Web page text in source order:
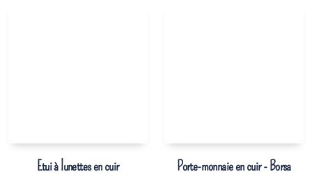
Etui à lunettes en cuir Porte-monnaie en cuir - Borsa